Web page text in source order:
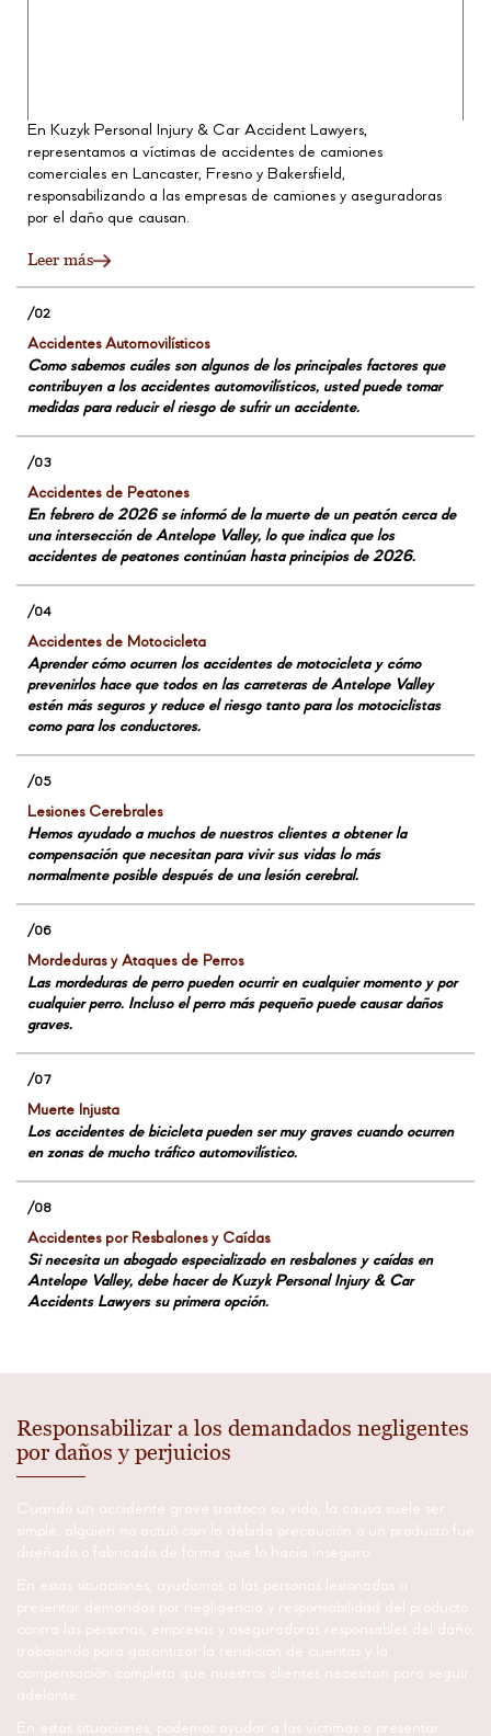
En Kuzyk Personal Injury & Car Accident Lawyers,
representamos a víctimas de accidentes de camiones
comerciales en Lancaster, Fresno y Bakersfield,
responsabilizando a las empresas de camiones y aseguradoras
por el daño que causan.
Leer más
Accidentes Automovilísticos
Como sabemos cuáles son algunos de los principales factores que
contribuyen a los accidentes automovilísticos, usted puede tomar
medidas para reducir el riesgo de sufrir un accidente.
Accidentes de Peatones
En febrero de 2026 se informó de la muerte de un peatón cerca de
una intersección de Antelope Valley, lo que indica que los
accidentes de peatones continúan hasta principios de 2026.
Accidentes de Motocicleta
Aprender cómo ocurren los accidentes de motocicleta y cómo
prevenirlos hace que todos en las carreteras de Antelope Valley
estén más seguros y reduce el riesgo tanto para los motociclistas
como para los conductores.
Lesiones Cerebrales
Hemos ayudado a muchos de nuestros clientes a obtener la
compensación que necesitan para vivir sus vidas lo más
normalmente posible después de una lesión cerebral.
Mordeduras y Ataques de Perros
Las mordeduras de perro pueden ocurrir en cualquier momento y por
cualquier perro. Incluso el perro más pequeño puede causar daños
graves.
Muerte Injusta
Los accidentes de bicicleta pueden ser muy graves cuando ocurren
en zonas de mucho tráfico automovilístico.
Accidentes por Resbalones y Caídas
Si necesita un abogado especializado en resbalones y caídas en
Antelope Valley, debe hacer de Kuzyk Personal Injury & Car
Accidents Lawyers su primera opción.
Responsabilizar a los demandados negligentes
por daños y perjuicios
Cuando un accidente grave trastoca su vida, la causa suele ser
simple: alguien no actuó con la debida precaución o un producto fue
diseñado o fabricado de forma que lo hacía inseguro.
En estas situaciones, ayudamos a las personas lesionadas a
presentar demandas por negligencia y responsabilidad del producto
contra las personas, empresas y aseguradoras responsables del daño,
trabajando para garantizar la rendición de cuentas y la
compensación completa que nuestros clientes necesitan para seguir
adelante.
En estas situaciones, podemos ayudar a las víctimas a presentar